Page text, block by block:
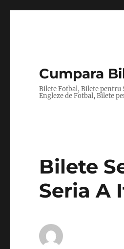
Cumpara
Bilete Fotbal, Bilete pentru
Engleze de Fotbal, Bilete
Bilete
Seria A